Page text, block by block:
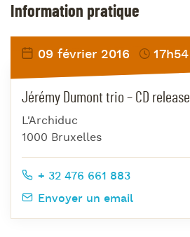
Information pratique
09 février 2016 17h54
Jérémy Dumont trio – CD release
L'Archiduc
1000 Bruxelles
+ 32 476 661 883
Envoyer un email